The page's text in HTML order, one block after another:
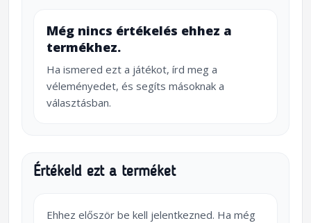
Még nincs értékelés ehhez a
termékhez.
Ha ismered ezt a játékot, írd meg a
véleményedet, és segíts másoknak a
választásban.
Értékeld ezt a terméket
Ehhez először be kell jelentkezned. Ha még